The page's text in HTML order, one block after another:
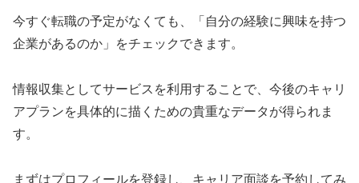
今すぐ転職の予定がなくても、「自分の経験に興味を持つ
企業があるのか」をチェックできます。
情報収集としてサービスを利用することで、今後のキャリ
アプランを具体的に描くための貴重なデータが得られま
す。
まずはプロフィールを登録し、キャリア面談を予約してみ